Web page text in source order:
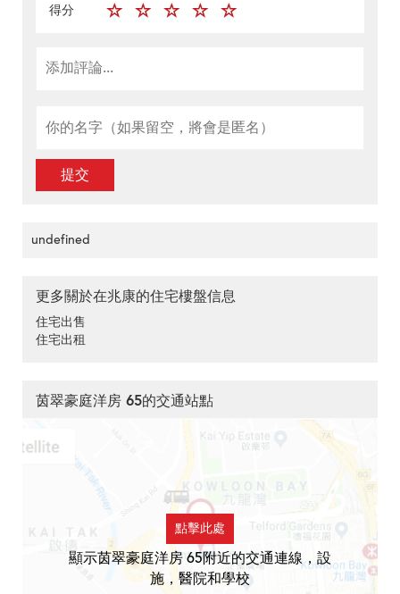
得分
提交
undefined
更多關於在兆康的住宅樓盤信息
住宅出售
住宅出租
茵翠豪庭洋房 65的交通站點
點擊此處
顯示茵翠豪庭洋房 65附近的交通連線，設
施，醫院和學校